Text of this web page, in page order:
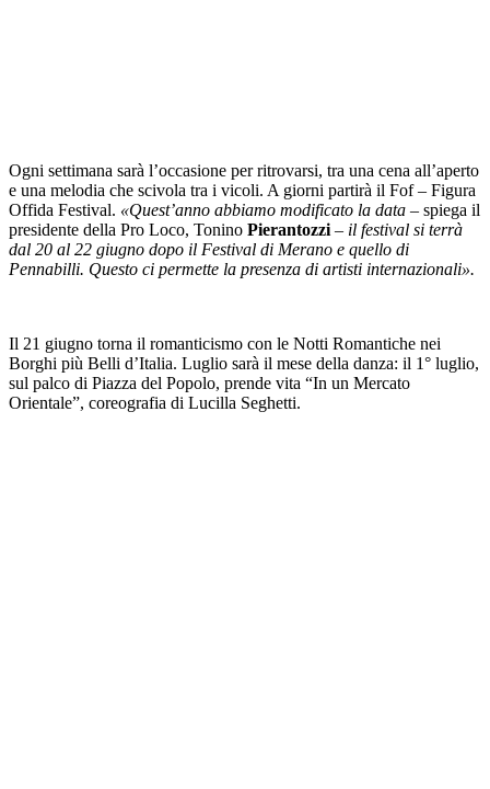
Ogni settimana sarà l’occasione per ritrovarsi, tra una cena all’aperto
e una melodia che scivola tra i vicoli. A giorni partirà il Fof – Figura
Offida Festival. «Quest’anno abbiamo modificato la data – spiega il
presidente della Pro Loco, Tonino Pierantozzi – il festival si terrà
dal 20 al 22 giugno dopo il Festival di Merano e quello di
Pennabilli. Questo ci permette la presenza di artisti internazionali».
Il 21 giugno torna il romanticismo con le Notti Romantiche nei
Borghi più Belli d’Italia. Luglio sarà il mese della danza: il 1° luglio,
sul palco di Piazza del Popolo, prende vita “In un Mercato
Orientale”, coreografia di Lucilla Seghetti.